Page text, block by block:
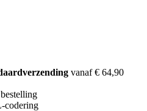
vanaf € 64,90
codering